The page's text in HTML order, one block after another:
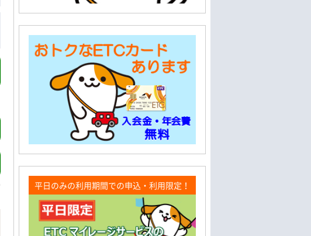
平日のみの利用期間での申込・利用限定！